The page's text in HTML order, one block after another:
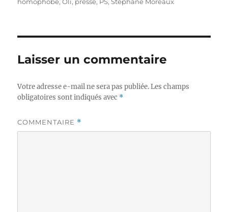
homophobe,Oli, presse, PS,Stéphane Moreaux
Laisser un commentaire
Votre adresse e-mail ne sera pas publiée. Les champs
obligatoires sont indiqués avec *
COMMENTAIRE *